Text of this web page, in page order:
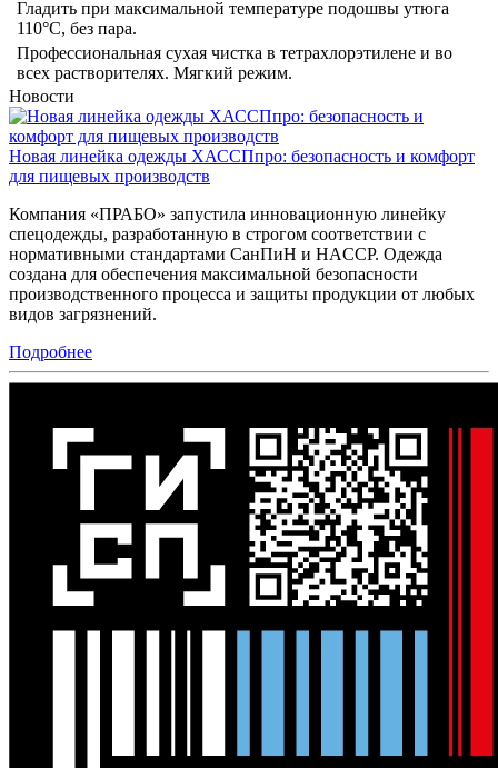
Гладить при максимальной температуре подошвы утюга
110°C, без пара.
Профессиональная сухая чистка в тетрахлорэтилене и во
всех растворителях. Мягкий режим.
Новости
Новая линейка одежды ХАССПпро: безопасность и комфорт
для пищевых производств
Компания «ПРАБО» запустила инновационную линейку
спецодежды, разработанную в строгом соответствии с
нормативными стандартами СанПиН и HACCP. Одежда
создана для обеспечения максимальной безопасности
производственного процесса и защиты продукции от любых
видов загрязнений.
Подробнее